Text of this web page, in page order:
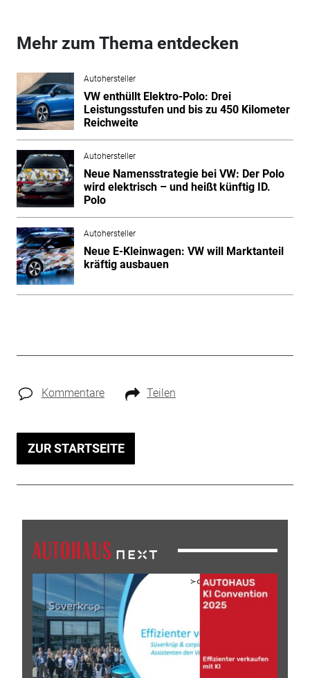
Mehr zum Thema entdecken
Autohersteller
VW enthüllt Elektro-Polo: Drei
Leistungsstufen und bis zu 450 Kilometer
Reichweite
Autohersteller
Neue Namensstrategie bei VW: Der Polo
wird elektrisch – und heißt künftig ID.
Polo
Autohersteller
Neue E-Kleinwagen: VW will Marktanteil
kräftig ausbauen
Kommentare Teilen
ZUR STARTSEITE